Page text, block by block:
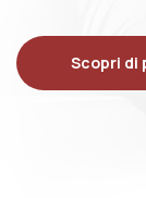
Scopri di